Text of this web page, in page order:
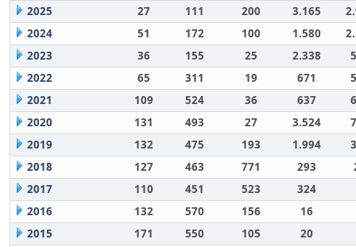
2025
27 111 200 3.165
2024
51 172 100 1.580
2023
36 155 25 2.338
2022
65 311 19 671
2021
109 524 36 637
2020
131 493 27 3.524
2019
132 475 193 1.994
2018
127 463 771 293
2017
110 451 523
324
2016
132 570 156
16
2015
171 550 105
20